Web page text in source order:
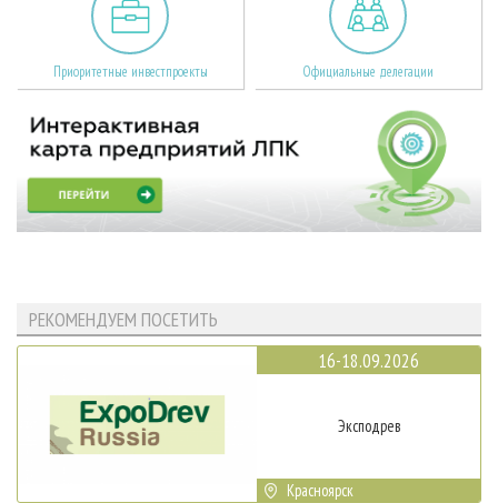
Приоритетные инвестпроекты Официальные делегации
РЕКОМЕНДУЕМ ПОСЕТИТЬ
16-18.09.2026
Эксподрев
Красноярск